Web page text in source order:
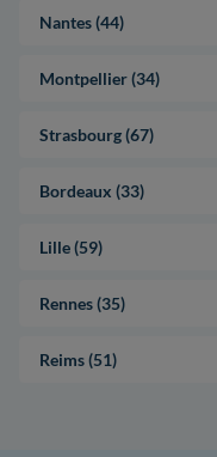
Nantes (44)
Montpellier (34)
Strasbourg (67)
Bordeaux (33)
Lille (59)
Rennes (35)
Reims (51)